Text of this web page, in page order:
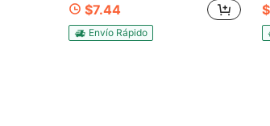
$7.44
Envío Rápido